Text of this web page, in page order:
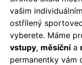
vašim
ostřílený
vyberete. Máme
vstupy, měsíčnía
permanentky vám